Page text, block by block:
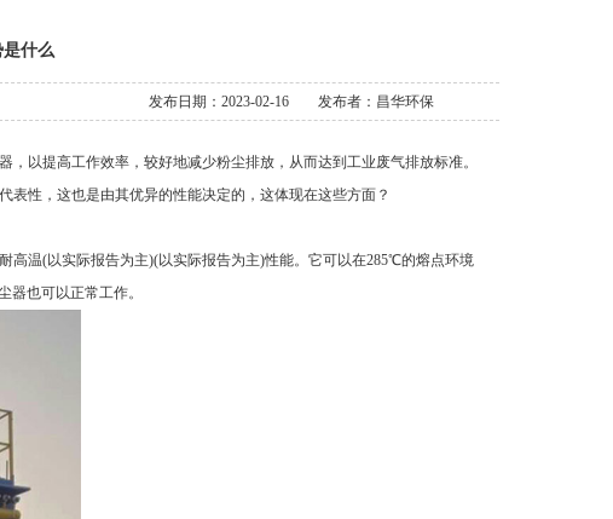
什么
发布者：昌华环保
发布日期：2023-02-16
以提高工作效率，较好地减少粉尘排放，从而达到工业废气排放标准。
性，这也是由其优异的性能决定的，这体现在这些方面？
高温(以实际报告为主)(以实际报告为主)性能。它可以在285℃的熔点环境
也可以正常工作。